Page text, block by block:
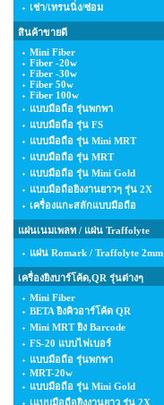
เช่า/เทรนนิ่ง/ซ่อม
สินค้าขายดี
Mini Fiber
Fiber -20w
Fiber -30w
Fiber 50w
Fiber 100w
แบบมือถือ รุ่นพกพา
แบบมือถือ รุ่น FS
แบบมือถือ รุ่น Mini MRT
แบบมือถือ รุ่น MRT
แบบมือถือ รุ่น Mini Gold
แบบมือถือยิงงานยาวๆ รุ่น 2X
เครื่องแกะสลักแบบมือถือ
แผ่นเนมเพลท / แผ่น Traffolyte
แผ่น Romark / Traffolyte 2mm
เครื่องยิงบาร์โค้ด,QR รุ่นต่างๆ
Mini Fiber
BETA ยิงคิวอาร์โค้ด QR
Mini MRT ยิง Barcode
FS-20 แบบไฟเบอร์
แบบมือถือ รุ่นพกพา
MRT-20w
แบบมือถือ รุ่น Mini Gold
เแบบมือถือยิงงานยาว รุ่น 2X